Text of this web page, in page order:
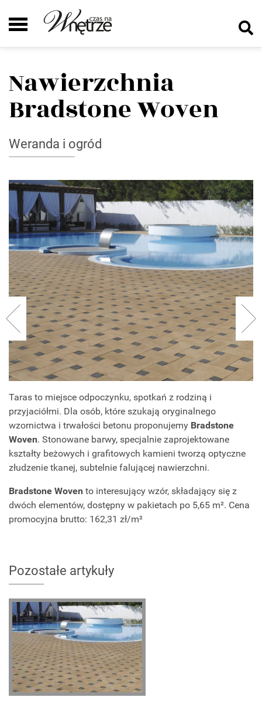
Nawierzchnia
Bradstone Woven
Weranda i ogród
Taras to miejsce odpoczynku, spotkań z rodziną i
przyjaciółmi. Dla osób, które szukają oryginalnego
wzornictwa i trwałości betonu proponujemy Bradstone
Woven. Stonowane barwy, specjalnie zaprojektowane
kształty beżowych i grafitowych kamieni tworzą optyczne
złudzenie tkanej, subtelnie falującej nawierzchni.
Bradstone Woven to interesujący wzór, składający się z
dwóch elementów, dostępny w pakietach po 5,65 m². Cena
promocyjna brutto: 162,31 zł/m²
Pozostałe artykuły